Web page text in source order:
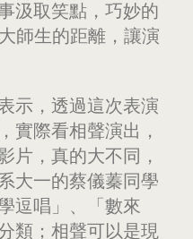
汲取笑點，巧妙的
師生的距離，讓演
示，透過這次表演
實際看相聲演出，
片，真的大不同，
大一的蔡儀蓁同學
逗唱」、「數來
類；相聲可以是現